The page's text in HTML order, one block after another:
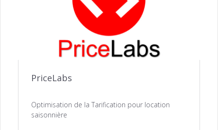
PriceLabs
Optimisation de la Tarification pour location
saisonnière